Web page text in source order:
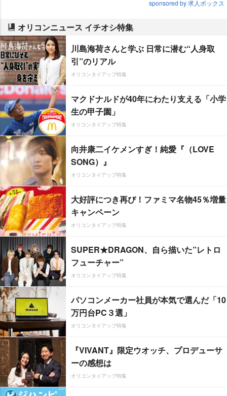
sponsored by 求人ボックス
オリコンニュース イチオシ特集
川島海荷さんと学ぶ 日常に潜む“人身取
引”のリアル
オリコンタイアップ特集
マクドナルドが40年にわたり支える「小学
生の甲子園」
オリコンタイアップ特集
向井康二イケメンすぎ！純愛『（LOVE
SONG）』
オリコンタイアップ特集
大好評につき再び！ファミマ名物45％増量
キャンペーン
オリコンタイアップ特集
SUPER★DRAGON、自ら描いた”レトロ
フューチャー”
オリコンタイアップ特集
パソコンメーカー社員が本気で選んだ「10
万円台PC３選」
オリコンタイアップ特集
『VIVANT』限定ウオッチ、プロデューサ
ーの感想は
オリコンタイアップ特集